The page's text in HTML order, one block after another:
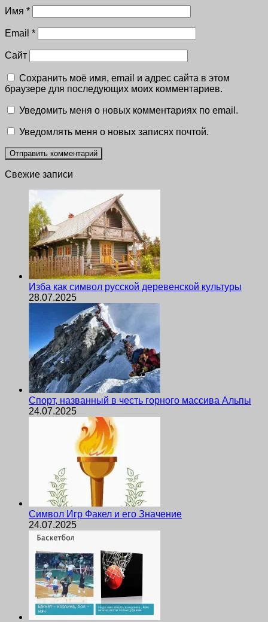
Имя *
Email *
Сайт
Сохранить моё имя, email и адрес сайта в этом
браузере для последующих моих комментариев.
Уведомить меня о новых комментариях по email.
Уведомлять меня о новых записях почтой.
Свежие записи
Изба как символ русской деревенской культуры
28.07.2025
Спорт, названный в честь горного массива Альпы
24.07.2025
Символ Игр Факел и его Значение
24.07.2025